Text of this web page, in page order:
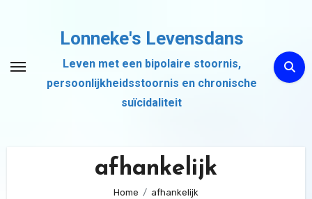
inhoud
Lonneke's Levensdans
Leven met een bipolaire stoornis,
persoonlijkheidsstoornis en chronische
suïcidaliteit
afhankelijk
Home afhankelijk